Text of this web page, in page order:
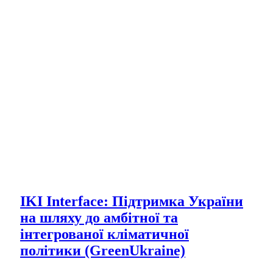
IKI Interface: Підтримка України
на шляху до амбітної та
інтегрованої кліматичної
політики (GreenUkraine)